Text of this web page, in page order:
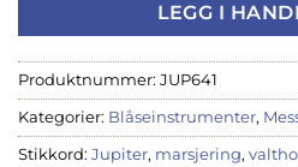
LEGG I
Produktnummer: JUP641
Kategorier: Blåseinstrumenter,
Stikkord: Jupiter, marsjering,